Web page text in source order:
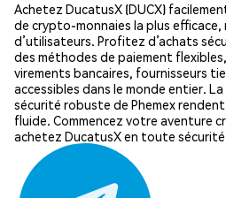
Achetez DucatusX (DUCX)
de crypto-monnaies la plus efficace,
d’utilisateurs. Profitez d’achats
des méthodes de paiement
virements bancaires, fournisseurs
accessibles dans le monde entier.
sécurité robuste de Phemex rendent
fluide. Commencez votre aventure
achetez DucatusX en toute sécurité